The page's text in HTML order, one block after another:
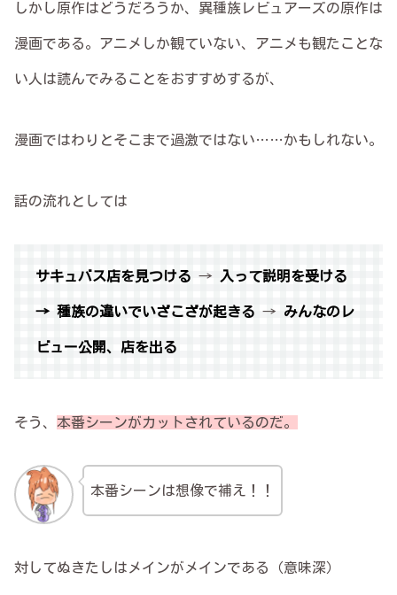
しかし原作はどうだろうか、異種族レビュアーズの原作は
漫画である。アニメしか観ていない、アニメも観たことな
い人は読んでみることをおすすめするが、
漫画ではわりとそこまで過激ではない……かもしれない。
話の流れとしては
サキュバス店を見つける → 入って説明を受ける
→ 種族の違いでいざこざが起きる → みんなのレ
ビュー公開、店を出る
そう、 本番シーンがカット されているのだ。
本番シーンは想像で補え！！
対してぬきたしはメインがメインである（意味深）